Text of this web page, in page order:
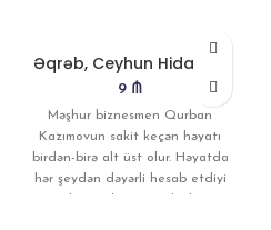
Əqrəb, Ceyhun Hidayətli
9 ₼
Məşhur biznesmen Qurban
Kazımovun sakit keçən həyatı
birdən-birə alt üst olur. Həyatda
hər şeydən dəyərli hesab etdiyi